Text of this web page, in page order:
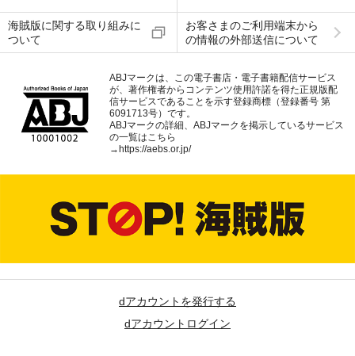
海賊版に関する取り組みに
ついて
お客さまのご利用端末から
の情報の外部送信について
ABJマークは、この電子書店・電子書籍配信サービス
が、著作権者からコンテンツ使用許諾を得た正規版配
信サービスであることを示す登録商標（登録番号 第
6091713号）です。
ABJマークの詳細、ABJマークを掲示しているサービス
の一覧はこちら
→ https://aebs.or.jp/
dアカウントを発行する
dアカウントログイン